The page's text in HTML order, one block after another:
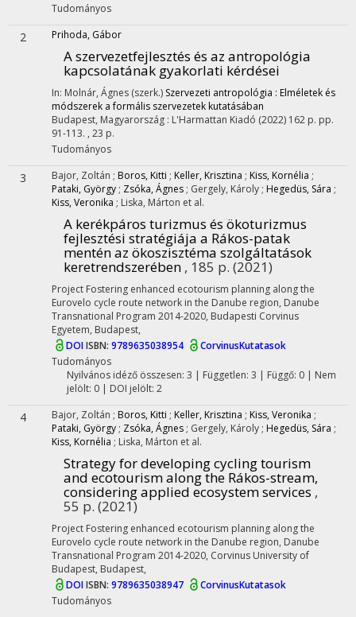
Tudományos
2 Prihoda, Gábor
A szervezetfejlesztés és az antropológia
kapcsolatának gyakorlati kérdései
In: Molnár, Ágnes (szerk.) Szervezeti antropológia : Elméletek és
módszerek a formális szervezetek kutatásában
Budapest, Magyarország : L'Harmattan Kiadó (2022) 162 p. pp.
91-113. , 23 p.
Tudományos
3 Bajor, Zoltán ; Boros, Kitti ; Keller, Krisztina ; Kiss, Kornélia ;
Pataki, György ; Zsóka, Ágnes ; Gergely, Károly ; Hegedüs, Sára ;
Kiss, Veronika ; Liska, Márton et al.
A kerékpáros turizmus és ökoturizmus
fejlesztési stratégiája a Rákos-patak
mentén az ökoszisztéma szolgáltatások
keretrendszerében , 185 p. (2021)
Project Fostering enhanced ecotourism planning along the
Eurovelo cycle route network in the Danube region, Danube
Transnational Program 2014-2020, Budapesti Corvinus
Egyetem, Budapest,
DOIISBN: 9789635038954
CorvinusKutatasok
Tudományos
Nyilvános idéző összesen: 3 | Független: 3 | Függő: 0 | Nem
jelölt: 0 | DOI jelölt: 2
4 Bajor, Zoltán ; Boros, Kitti ; Keller, Krisztina ; Kiss, Veronika ;
Pataki, György ; Zsóka, Ágnes ; Gergely, Károly ; Hegedüs, Sára ;
Kiss, Kornélia ; Liska, Márton et al.
Strategy for developing cycling tourism
and ecotourism along the Rákos-stream,
considering applied ecosystem services ,
55 p. (2021)
Project Fostering enhanced ecotourism planning along the
Eurovelo cycle route network in the Danube region, Danube
Transnational Program 2014-2020, Corvinus University of
Budapest, Budapest,
DOIISBN: 9789635038947
CorvinusKutatasok
Tudományos